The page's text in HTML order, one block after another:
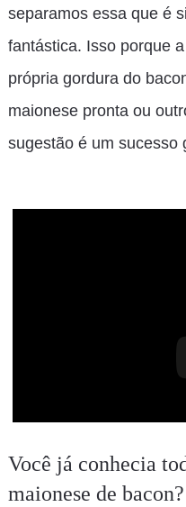
separamos essa que é
fantástica. Isso porque
própria gordura do
maionese pronta ou
sugestão é um sucesso
Você já conhecia
maionese de bacon?